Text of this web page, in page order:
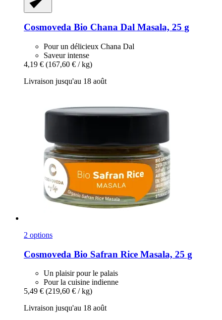
Cosmoveda Bio Chana Dal Masala, 25 g
Pour un délicieux Chana Dal
Saveur intense
4,19 € (167,60 € / kg)
Livraison jusqu'au 18 août
2 options
Cosmoveda Bio Safran Rice Masala, 25 g
Un plaisir pour le palais
Pour la cuisine indienne
5,49 € (219,60 € / kg)
Livraison jusqu'au 18 août